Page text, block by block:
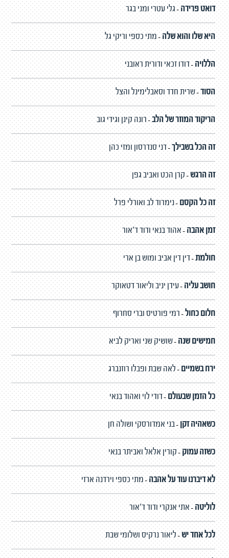
דואט פרידה -גלי עטרי ומני בגר
היא שלו והוא שלה -מתי כספי וריקי גל
הללויה -דודו זכאי ודורית ראובני
הסוד-שרית חדד וסאבלימינל והצל
הריקוד המוזר של הלב-רונה קינן וגידי גוב
זה הכל בשבילך-דני סנדרסון ומזי כהן
זה הרגש-קרן הכט ואביב גפן
זה כל הקסם -נימרוד לב ואורלי פרל
זמן אהבה -אהוד בנאי ודוד ד'אור
חולמת-דין דין אביב ומוש בן ארי
חושב עליה -עידן יניב וליאור דטאוקר
חלום כחול-רמי פורטיס וברי סחרוף
חמישים שנה -שושיק שני ואריק לביא
ירח בשמיים -לאה שבת ופבלו רוזנברג
כל הזמן שבעולם -דודי לוי ואהוד בנאי
כשאהיה זקן -בני אמדורסקי ושולה חן
כשזה עמוק -קורין אלאל ואביתר בנאי
לא דיברנו עוד על אהבה -מתי כספי וירדנה ארזי
לוליטה -אתי אנקרי ודוד ד'אור
לכל אחד יש-ליאור נרקיס ושלומי שבת